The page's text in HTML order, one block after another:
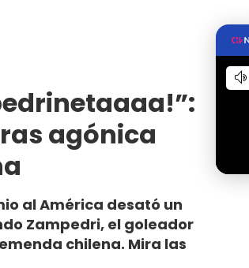
agónica
al América desató un
Zampedri, el goleador
chilena. Mira las